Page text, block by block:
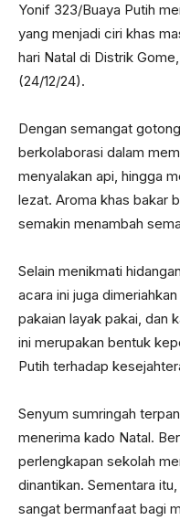
Yonif 323/Buaya Putih
yang menjadi ciri khas
hari Natal di Distrik
(24/12/24).
Dengan semangat
berkolaborasi dalam
menyalakan api, hingga
lezat. Aroma khas bakar
semakin menambah
Selain menikmati
acara ini juga
pakaian layak pakai, dan
ini merupakan bentuk
Putih terhadap
Senyum sumringah
menerima kado Natal.
perlengkapan sekolah
dinantikan. Sementara
sangat bermanfaat bagi